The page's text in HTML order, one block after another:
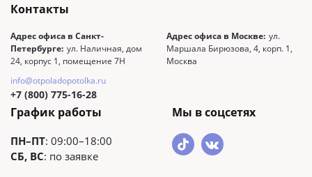
Контакты
Адрес офиса в Санкт-
Петербурге: ул. Наличная, дом
24, корпус 1, помещение 7Н
Адрес офиса в Москве: ул.
Маршала Бирюзова, 4, корп. 1,
Москва
info@otpoladopotolka.ru
+7 (800) 775-16-28
График работы
ПН–ПТ: 09:00–18:00
СБ, ВС: по заявке
Мы в соцсетях